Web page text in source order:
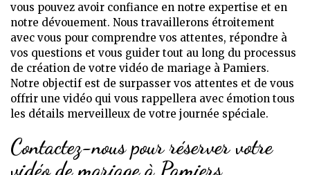
vous pouvez avoir confiance en notre expertise et en
notre dévouement. Nous travaillerons étroitement
avec vous pour comprendre vos attentes, répondre à
vos questions et vous guider tout au long du processus
de création de votre vidéo de mariage à Pamiers.
Notre objectif est de surpasser vos attentes et de vous
offrir une vidéo qui vous rappellera avec émotion tous
les détails merveilleux de votre journée spéciale.
Contactez-nous pour réserver votre
vidéo de mariage à Pamiers